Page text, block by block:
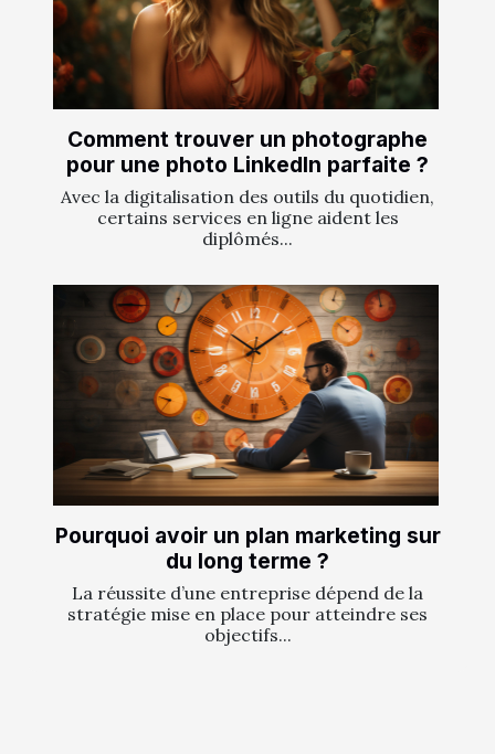
Comment trouver un photographe
pour une photo LinkedIn parfaite ?
Avec la digitalisation des outils du quotidien,
certains services en ligne aident les
diplômés...
Pourquoi avoir un plan marketing sur
du long terme ?
La réussite d’une entreprise dépend de la
stratégie mise en place pour atteindre ses
objectifs...